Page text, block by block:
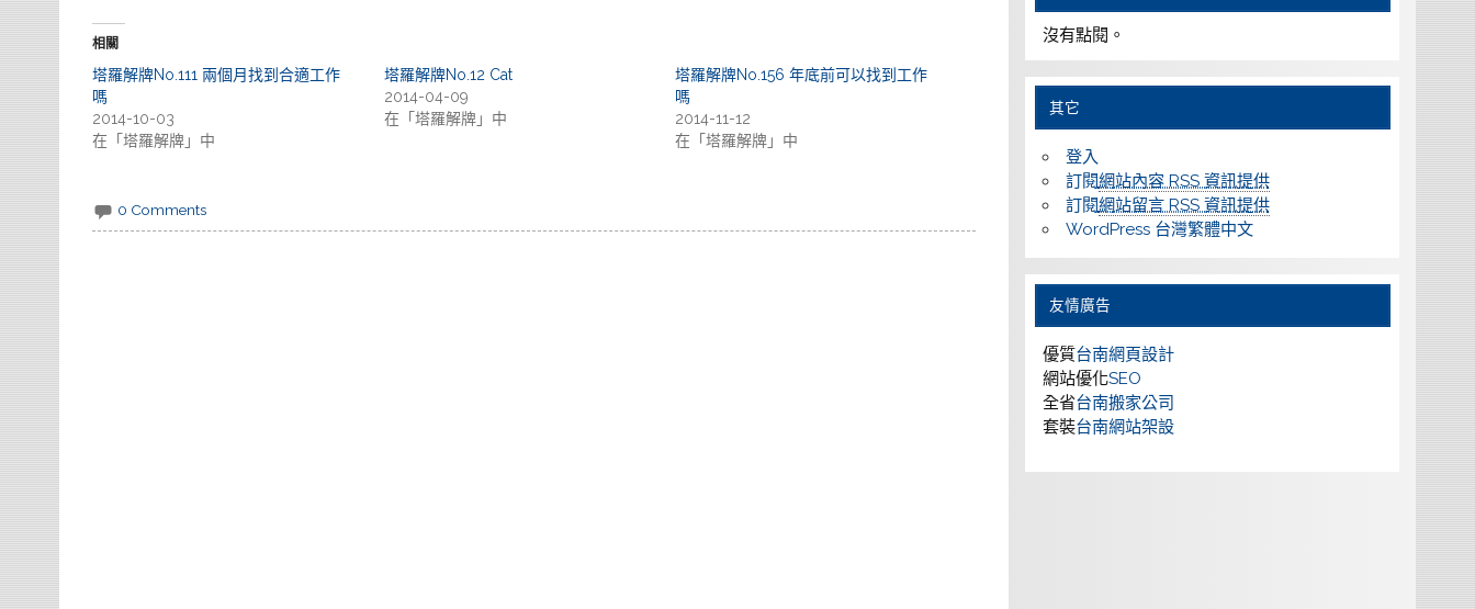
相關
塔羅解牌No.111 兩個月找到合適工作
嗎
2014-10-03
在「塔羅解牌」中
塔羅解牌No.12 Cat
2014-04-09
在「塔羅解牌」中
塔羅解牌No.156 年底前可以找到工作
嗎
2014-11-12
在「塔羅解牌」中
0 Comments
沒有點閱。
其它
登入
訂閱網站內容 RSS 資訊提供
訂閱網站留言 RSS 資訊提供
WordPress 台灣繁體中文
友情廣告
優質台南網頁設計
網站優化SEO
全省台南搬家公司
套裝台南網站架設